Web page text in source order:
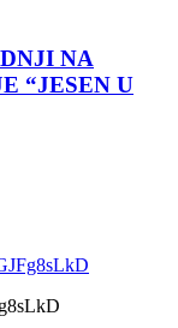
NA
“JESEN U